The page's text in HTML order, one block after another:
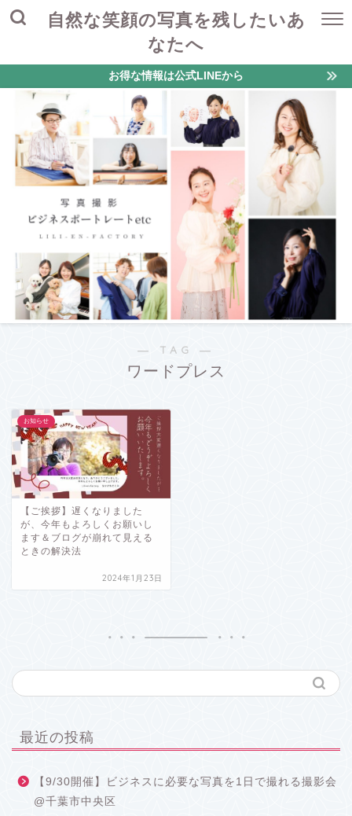
自然な笑顔の写真を残したいあ
なたへ
お得な情報は公式LINEから
― TAG ―
ワードプレス
お知らせ
【ご挨拶】遅くなりました
が、今年もよろしくお願いし
ます＆ブログが崩れて見える
ときの解決法
2024年1月23日
最近の投稿
【9/30開催】ビジネスに必要な写真を1日で撮れる撮影会
@千葉市中央区